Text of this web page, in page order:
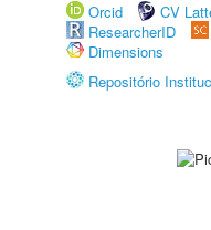
Orcid
CV
ResearcherID
Dimensions
Repositório